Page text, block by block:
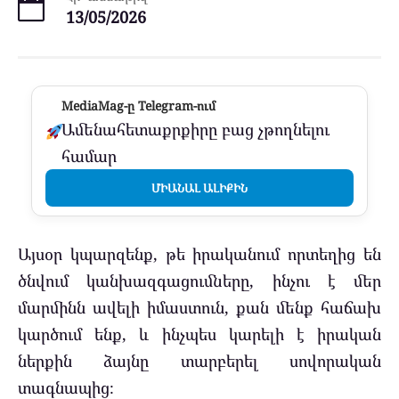
13/05/2026
MediaMag-ը Telegram-ում
Ամենահետաքրքիրը բաց չթողնելու
համար
ՄԻԱՆԱԼ ԱԼԻՔԻՆ
Այսօր կպարզենք, թե իրականում որտեղից են
ծնվում կանխազգացումները, ինչու է մեր
մարմինն ավելի իմաստուն, քան մենք հաճախ
կարծում ենք, և ինչպես կարելի է իրական
ներքին ձայնը տարբերել սովորական
տագնապից։